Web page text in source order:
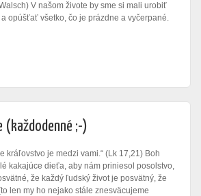
V našom živote by sme si mali urobiť
opúšťať všetko, čo je prázdne a vyčerpané.
(každodenné ;-)
kráľovstvo je medzi vami.“ (Lk 17,21) Boh
kakajúce dieťa, aby nám priniesol posolstvo,
že každý ľudský život je posvätný, že
len my ho nejako stále znesväcujeme